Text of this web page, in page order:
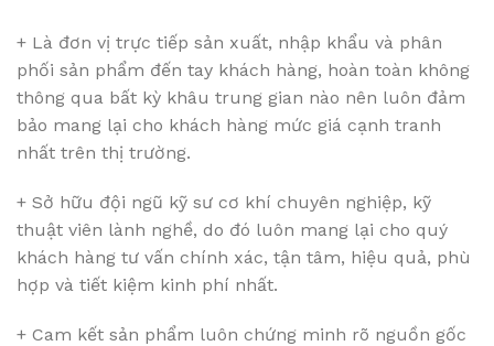
+ Là đơn vị trực tiếp sản xuất, nhập khẩu và phân
phối sản phẩm đến tay khách hàng, hoàn toàn không
thông qua bất kỳ khâu trung gian nào nên luôn đảm
bảo mang lại cho khách hàng mức giá cạnh tranh
nhất trên thị trường.
+ Sở hữu đội ngũ kỹ sư cơ khí chuyên nghiệp, kỹ
thuật viên lành nghề, do đó luôn mang lại cho quý
khách hàng tư vấn chính xác, tận tâm, hiệu quả, phù
hợp và tiết kiệm kinh phí nhất.
+ Cam kết sản phẩm luôn chứng minh rõ nguồn gốc